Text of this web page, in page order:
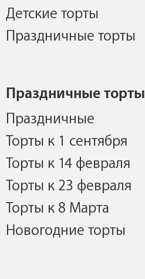
Детские торты
Праздничные торты
Праздничные торты
Праздничные
Торты к 1 сентября
Торты к 14 февраля
Торты к 23 февраля
Торты к 8 Марта
Новогодние торты